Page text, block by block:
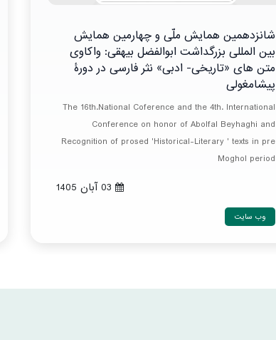
شانزدهمین همایش ملّی و چهارمین همایش
بین المللی بزرگداشت ابوالفضل بیهقی: واکاوی
متن های «تاریخی- ادبی» نثر فارسی در دورۀ
پیشامغولی
The 16th.National Coference and the 4th. International
Conference on honor of Abolfal Beyhaghi and
Recognition of prosed 'Historical-Literary ' texts in pre
Moghol period
وب سایت